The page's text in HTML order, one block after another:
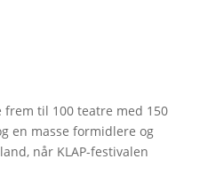
frem til 100 teatre med 150
en masse formidlere og
når KLAP-festivalen